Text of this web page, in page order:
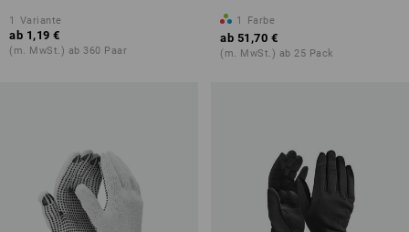
1 Variante
ab 1,19 €
(m. MwSt.) ab 360 Paar
1 Farbe
ab 51,70 €
(m. MwSt.) ab 25 Pack